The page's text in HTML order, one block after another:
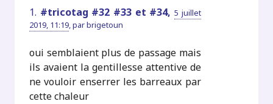
1. #tricotag #32 #33 et #34, 5 juillet
2019, 11:19,parbrigetoun
oui semblaient plus de passage mais
ils avaient la gentillesse attentive de
ne vouloir enserrer les barreaux par
cette chaleur